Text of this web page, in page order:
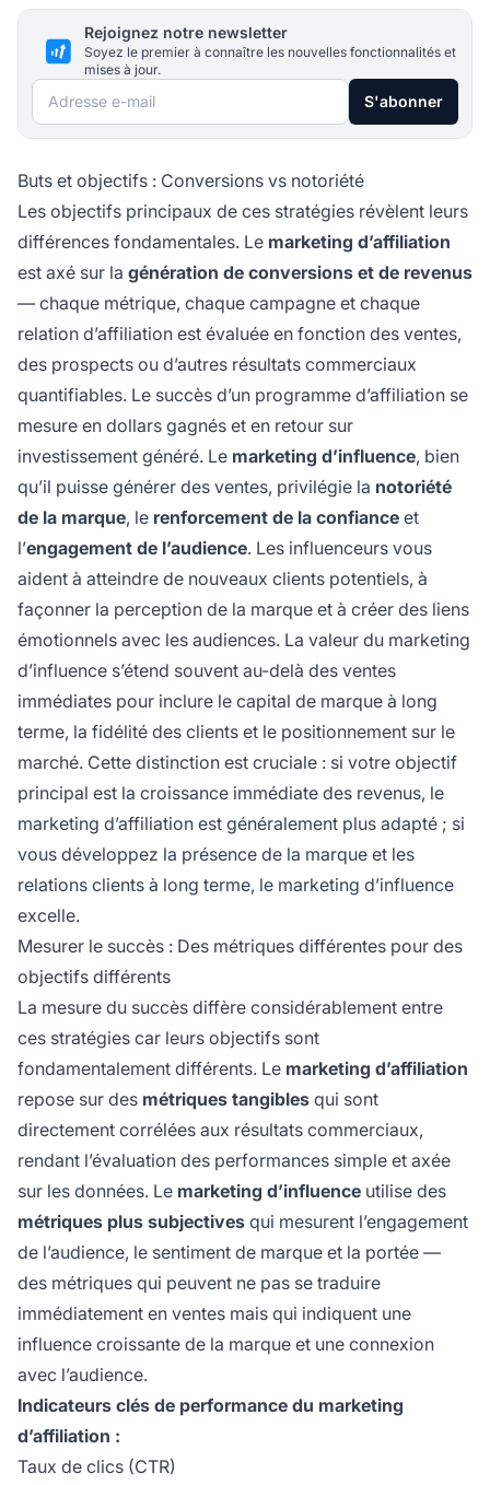
Rejoignez notre newsletter
Soyez le premier à connaître les nouvelles fonctionnalités et
mises à jour.
Adresse e-mail S'abonner
Buts et objectifs : Conversions vs notoriété
Les objectifs principaux de ces stratégies révèlent leurs
différences fondamentales. Le marketing d’affiliation
est axé sur la génération de conversions et de revenus
— chaque métrique, chaque campagne et chaque
relation d’affiliation est évaluée en fonction des ventes,
des prospects ou d’autres résultats commerciaux
quantifiables. Le succès d’un programme d’affiliation se
mesure en dollars gagnés et en retour sur
investissement généré. Le marketing d’influence, bien
qu’il puisse générer des ventes, privilégie la notoriété
de la marque, le renforcement de la confiance et
l’engagement de l’audience. Les influenceurs vous
aident à atteindre de nouveaux clients potentiels, à
façonner la perception de la marque et à créer des liens
émotionnels avec les audiences. La valeur du marketing
d’influence s’étend souvent au-delà des ventes
immédiates pour inclure le capital de marque à long
terme, la fidélité des clients et le positionnement sur le
marché. Cette distinction est cruciale : si votre objectif
principal est la croissance immédiate des revenus, le
marketing d’affiliation est généralement plus adapté ; si
vous développez la présence de la marque et les
relations clients à long terme, le marketing d’influence
excelle.
Mesurer le succès : Des métriques différentes pour des
objectifs différents
La mesure du succès diffère considérablement entre
ces stratégies car leurs objectifs sont
fondamentalement différents. Le marketing d’affiliation
repose sur des métriques tangibles qui sont
directement corrélées aux résultats commerciaux,
rendant l’évaluation des performances simple et axée
sur les données. Le marketing d’influence utilise des
métriques plus subjectives qui mesurent l’engagement
de l’audience, le sentiment de marque et la portée —
des métriques qui peuvent ne pas se traduire
immédiatement en ventes mais qui indiquent une
influence croissante de la marque et une connexion
avec l’audience.
Indicateurs clés de performance du marketing
d’affiliation :
Taux de clics (CTR)